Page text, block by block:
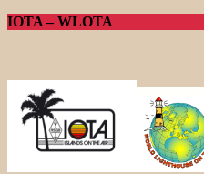
IOTA – WLOTA